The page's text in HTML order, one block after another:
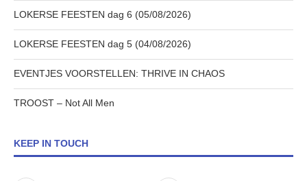
LOKERSE FEESTEN dag 6 (05/08/2026)
LOKERSE FEESTEN dag 5 (04/08/2026)
EVENTJES VOORSTELLEN: THRIVE IN CHAOS
TROOST – Not All Men
KEEP IN TOUCH